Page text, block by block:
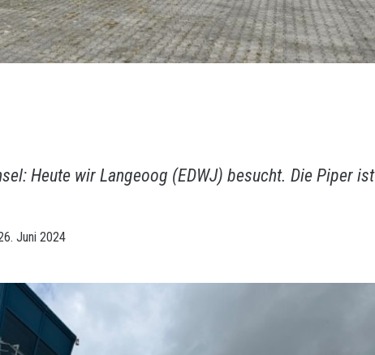
Heute wir Langeoog (EDWJ) besucht. Die Piper ist
Juni 2024